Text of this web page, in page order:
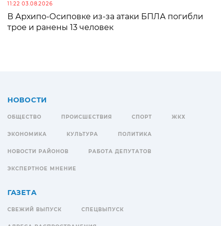
11:22 03.08.2026
В Архипо-Осиповке из-за атаки БПЛА погибли
трое и ранены 13 человек
НОВОСТИ
ОБЩЕСТВО ПРОИСШЕСТВИЯ СПОРТ ЖКХ
ЭКОНОМИКА КУЛЬТУРА ПОЛИТИКА
НОВОСТИ РАЙОНОВ РАБОТА ДЕПУТАТОВ
ЭКСПЕРТНОЕ МНЕНИЕ
ГАЗЕТА
СВЕЖИЙ ВЫПУСК СПЕЦВЫПУСК